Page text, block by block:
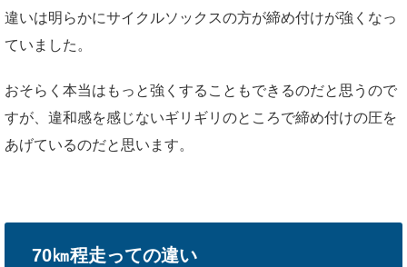
違いは明らかにサイクルソックスの方が締め付けが強くなっ
ていました。
おそらく本当はもっと強くすることもできるのだと思うので
すが、違和感を感じないギリギリのところで締め付けの圧を
あげているのだと思います。
70㎞程走っての違い